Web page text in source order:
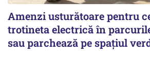
Amenzi usturătoare pentru
trotineta electrică în
sau parchează pe spațiul